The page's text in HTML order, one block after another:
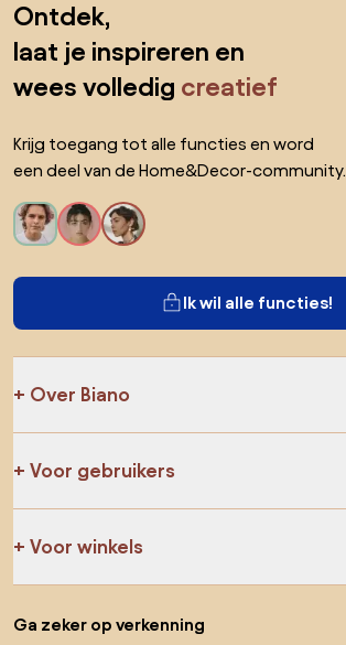
Ontdek,
laat je inspireren en
wees volledig creatief
Krijg toegang tot alle functies en word
een deel van de Home&Decor-community.
Ik wil alle functies!
Over Biano
Voor gebruikers
Voor winkels
Ga zeker op verkenning